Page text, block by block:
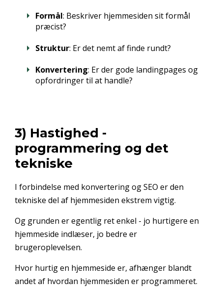
Formål: Beskriver hjemmesiden sit formål
præcist?
Struktur: Er det nemt af finde rundt?
Konvertering: Er der gode landingpages og
opfordringer til at handle?
3) Hastighed -
programmering og det
tekniske
I forbindelse med konvertering og SEO er den
tekniske del af hjemmesiden ekstrem vigtig.
Og grunden er egentlig ret enkel - jo hurtigere en
hjemmeside indlæser, jo bedre er
brugeroplevelsen.
Hvor hurtig en hjemmeside er, afhænger blandt
andet af hvordan hjemmesiden er programmeret.